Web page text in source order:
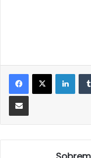
Partilhar Via Email